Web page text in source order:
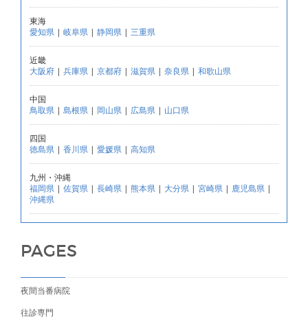
東海
愛知県 | 岐阜県 | 静岡県 | 三重県
近畿
大阪府 | 兵庫県 | 京都府 | 滋賀県 | 奈良県 | 和歌山県
中国
鳥取県 | 島根県 | 岡山県 | 広島県 | 山口県
四国
徳島県 | 香川県 | 愛媛県 | 高知県
九州・沖縄
福岡県 | 佐賀県 | 長崎県 | 熊本県 | 大分県 | 宮崎県 | 鹿児島県 |
沖縄県
PAGES
夜間当番病院
往診専門